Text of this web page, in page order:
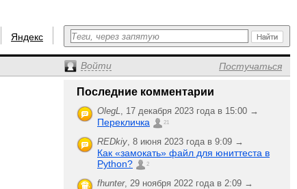
Яндекс
Войти Постучаться
Последние комментарии
OlegL, 17 декабря 2023 года в 15:00 →
Перекличка 21
REDkiy, 8 июня 2023 года в 9:09 →
Как «замокать» файл для юниттеста в
Python?
2
fhunter, 29 ноября 2022 года в 2:09 →